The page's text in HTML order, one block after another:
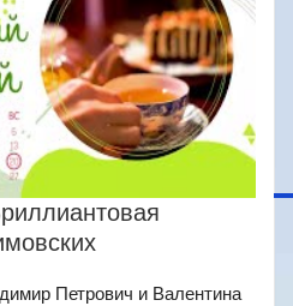
Петрович и Валентина